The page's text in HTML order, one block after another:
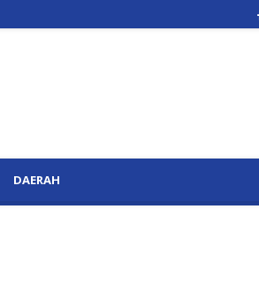
DAERAH